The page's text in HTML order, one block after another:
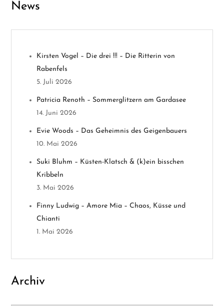
g
s
n
v
a
n
News
Kirsten Vogel – Die drei !!! – Die Ritterin von
Rabenfels
5. Juli 2026
Patricia Renoth – Sommerglitzern am Gardasee
14. Juni 2026
Evie Woods – Das Geheimnis des Geigenbauers
10. Mai 2026
Suki Bluhm – Küsten-Klatsch & (k)ein bisschen
Kribbeln
3. Mai 2026
Finny Ludwig – Amore Mia – Chaos, Küsse und
Chianti
1. Mai 2026
Archiv